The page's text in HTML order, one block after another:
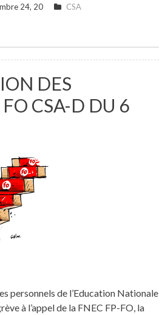
24, 20 CSA
DES
CSA-D DU 6
personnels de l’Education Nationale
à l’appel de la FNEC FP-FO, la